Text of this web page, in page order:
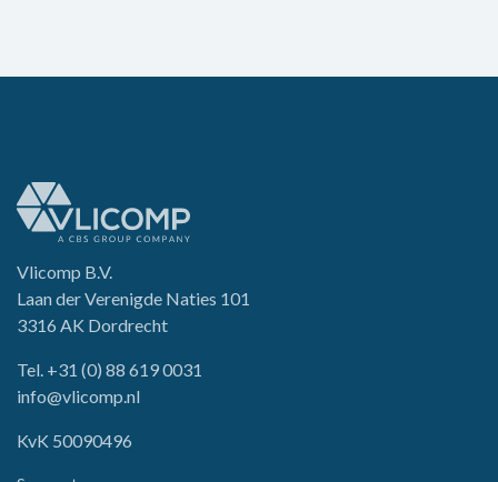
Vlicomp B.V.
Laan der Verenigde Naties 101
3316 AK Dordrecht
Tel. +31 (0) 88 619 0031
info@vlicomp.nl
KvK 50090496